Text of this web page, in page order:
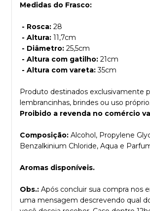
Medidas do Frasco:
- Rosca: 28
- Altura: 11,7cm
- Diâmetro: 25,5cm
- Altura com gatilho: 21cm
- Altura com vareta:35cm
Produto destinados exclusivamente
lembrancinhas, brindes ou uso próprio.
Proibido a revenda no comércio
Composição: Alcohol, Propylene
Benzalkinium Chloride, Aqua e
Aromas disponíveis.
Obs.: Após concluir sua compra nos
uma mensagem descrevendo qual